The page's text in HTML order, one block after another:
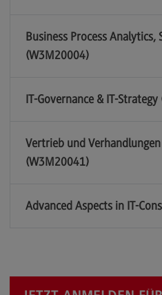
Business Process
(W3M20004)
IT-Governance & IT-
Vertrieb und
(W3M20041)
Advanced Aspects in IT-